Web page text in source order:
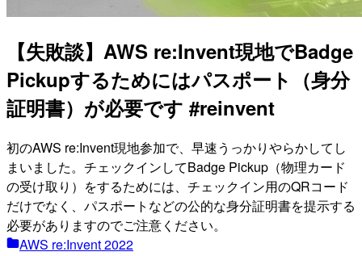
【失敗談】AWS re:Invent現地でBadge
Pickupするためにはパスポート（身分
証明書）が必要です #reinvent
初のAWS re:Invent現地参加で、早速うっかりやらかしてし
まいました。チェックインしてBadge Pickup（物理カード
の受け取り）をするためには、チェックイン用のQRコード
だけでなく、パスポートなどの公的な身分証明書を提示する
必要がありますのでご注意ください。
AWS re:Invent 2022